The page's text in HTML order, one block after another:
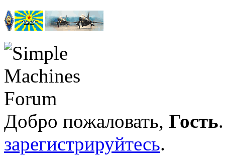
Добро пожаловать, Гость
зарегистрируйтесь.